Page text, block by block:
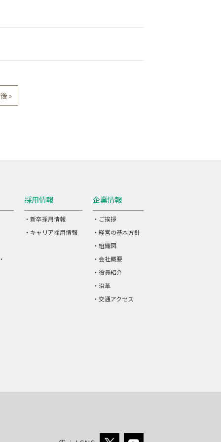
»
採用情報
・新卒採用情報
・キャリア採用情報
企業情報
・ご挨拶
・経営の基本方針
・組織図
・会社概要
・役員紹介
・沿革
・交通アクセス